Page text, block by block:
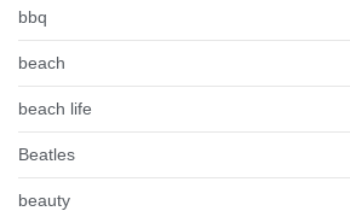
bbq
beach
beach life
Beatles
beauty